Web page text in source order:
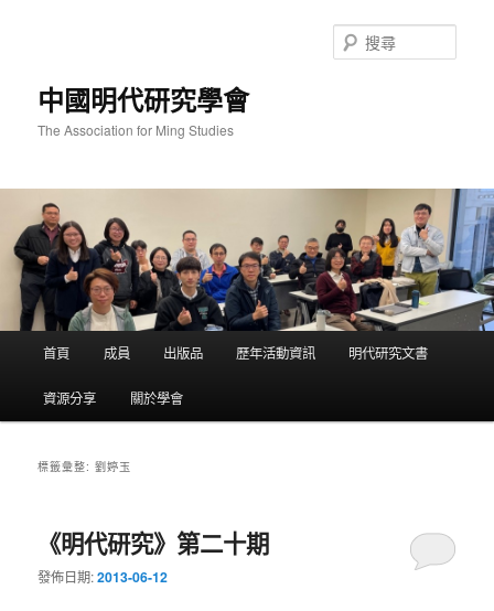
中國明代研究學會
The Association for Ming Studies
尋
首頁 成員 出版品 歷年活動資訊 明代研究文書
資源分享 關於學會
標籤彙整:劉婷玉
《明代研究》第二十期
發佈日期:2013-06-12